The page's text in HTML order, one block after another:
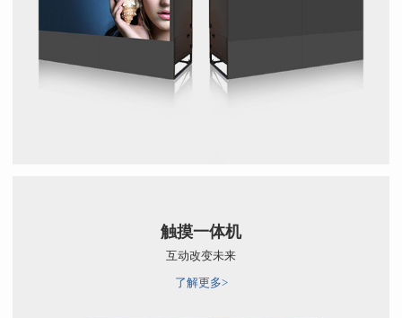
触摸一体机
互动改变未来
了解更多>